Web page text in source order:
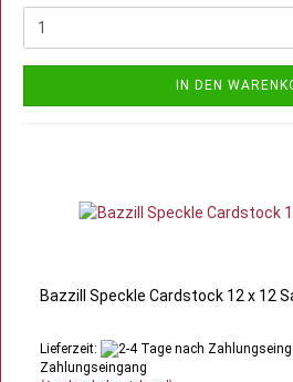
IN DEN
Bazzill Speckle Cardstock 12 x 12
Lieferzeit:
Zahlungseingang